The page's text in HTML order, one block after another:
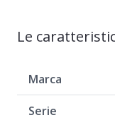
Le
Marca
Serie